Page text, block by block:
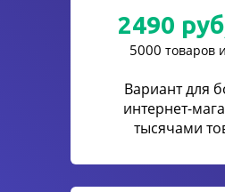
2490
5000 товаров и
Вариант для
интернет-
тысячами